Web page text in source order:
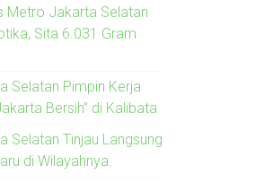
Metro Jakarta Selatan
Sita 6.031 Gram
Selatan Pimpin Kerja
Bersih” di Kalibata
Selatan Tinjau Langsung
di Wilayahnya.